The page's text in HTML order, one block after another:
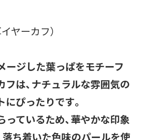
ヤーカフ）
ージした葉っぱをモチーフ
フは、ナチュラルな雰囲気の
にぴったりです。
っているため、華やかな印象
落ち着いた色味のパールを使